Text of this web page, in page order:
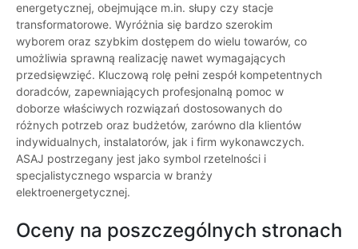
energetycznej, obejmujące m.in. słupy czy stacje
transformatorowe. Wyróżnia się bardzo szerokim
wyborem oraz szybkim dostępem do wielu towarów, co
umożliwia sprawną realizację nawet wymagających
przedsięwzięć. Kluczową rolę pełni zespół kompetentnych
doradców, zapewniających profesjonalną pomoc w
doborze właściwych rozwiązań dostosowanych do
różnych potrzeb oraz budżetów, zarówno dla klientów
indywidualnych, instalatorów, jak i firm wykonawczych.
ASAJ postrzegany jest jako symbol rzetelności i
specjalistycznego wsparcia w branży
elektroenergetycznej.
Oceny na poszczególnych stronach